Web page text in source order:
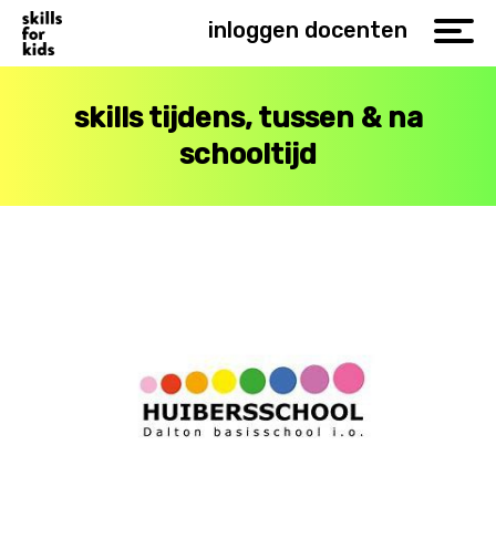
inloggen docenten
skills tijdens, tussen & na
schooltijd